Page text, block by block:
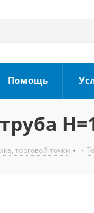
Помощь
торговой точки -